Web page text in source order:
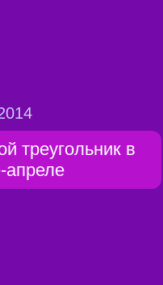
треугольник в
апреле